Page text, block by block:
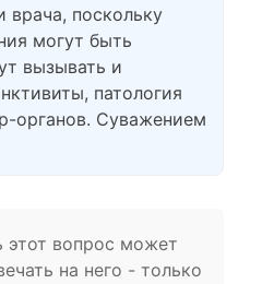
врача, поскольку
могут быть
вызывать и
патология
органов. Суважением
этот вопрос может
на него - только